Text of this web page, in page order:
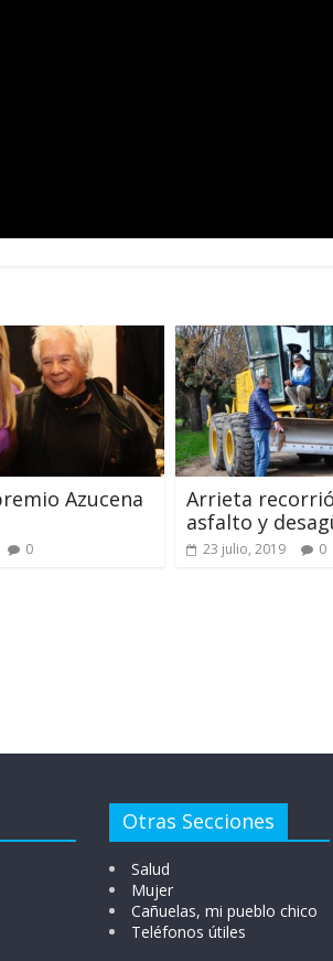
Azucena
0
Arrieta
asfalto y
23 julio, 2019 0
Otras Secciones
Salud
Mujer
Cañuelas, mi pueblo chico
Teléfonos útiles